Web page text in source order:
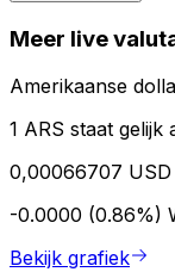
Meer live
Amerikaanse
1 ARS staat gelijk
0,00066707 USD
-0.0000 (0.86%)
Bekijk grafiek